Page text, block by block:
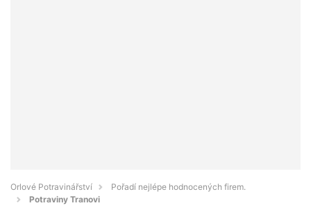
Orlové Potravinářství
Pořadí nejlépe hodnocených firem.
Potraviny Tranovi